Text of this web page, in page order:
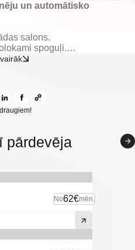
un automātisko
salons.
spoguļi.
pārdevēja
No62€mēn.